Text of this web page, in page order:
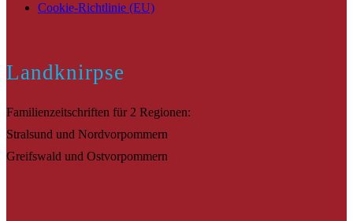
Cookie-Richtlinie (EU)
Landknirpse
Familienzeitschriften für 2 Regionen:
Stralsund und Nordvorpommern
Greifswald und Ostvorpommern